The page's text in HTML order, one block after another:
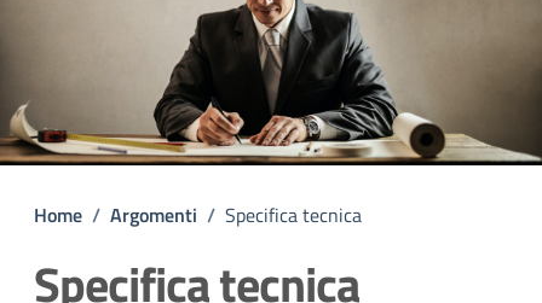
Home / Argomenti / Specifica tecnica
Specifica tecnica